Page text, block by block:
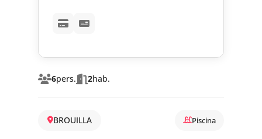
6pers. 2hab.
BROUILLA Piscina